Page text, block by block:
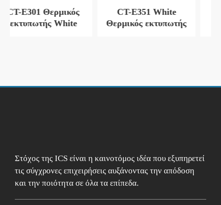
CT-E351 White
Θερμικός εκτυπωτής
CT-E351 Θερμικός
εκτυπωτής
Στόχος της ICS είναι η καινοτόμος ιδέα που εξυπηρετεί
τις σύγχρονες επιχειρήσεις αυξάνοντας την απόδοση
και την ποιότητα σε όλα τα επίπεδα.